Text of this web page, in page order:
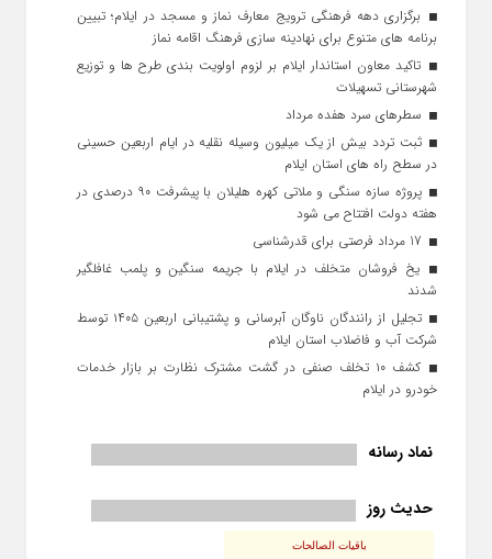
برگزاری دهه فرهنگی ترویج معارف نماز و مسجد در ایلام؛ تبیین
برنامه‌ های متنوع برای نهادینه‌ سازی فرهنگ اقامه نماز
تاکید معاون استاندار ایلام بر لزوم اولویت‌ بندی طرح‌ ها و توزیع
شهرستانی تسهیلات
سطرهای سرد هفده مرداد
ثبت تردد بیش از یک میلیون وسیله نقلیه در ایام اربعین حسینی
در سطح راه‌ های استان ایلام
پروژه سازه سنگی و ملاتی کهره هلیلان با پیشرفت ۹۰ درصدی در
هفته دولت افتتاح می شود
یخ‌ فروشان متخلف در ایلام با جریمه سنگین و پلمب غافلگیر
شدند
تجلیل از رانندگان ناوگان آبرسانی و پشتیبانی اربعین ۱۴۰۵ توسط
شرکت آب و فاضلاب استان ایلام
کشف ۱۰ تخلف صنفی در گشت مشترک نظارت بر بازار خدمات
خودرو در ایلام
نماد رسانه
حدیث روز
باقیات الصالحات